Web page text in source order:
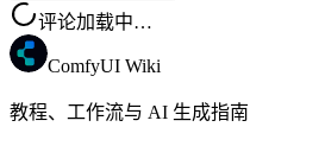
评论加载中…
ComfyUI Wiki
教程、工作流与 AI 生成指南